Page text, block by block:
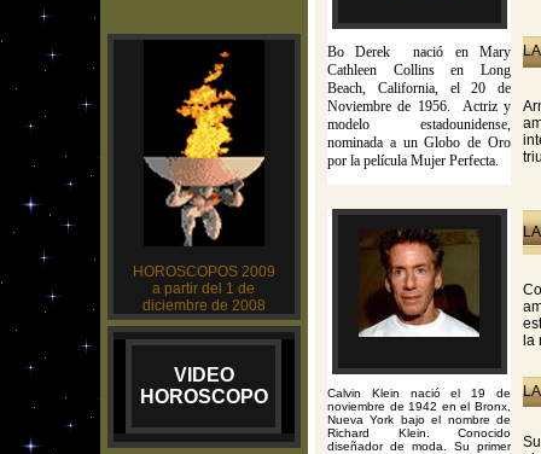
HOROSCOPOS 2009
a partir del 1 de
diciembre de 2008
VIDEO
HOROSCOPO
Bo Derek nació en Mary
Cathleen Collins en Long
Beach, California, el 20 de
Noviembre de 1956. Actriz y
modelo estadounidense,
nominada a un Globo de Oro
por la película Mujer Perfecta.
Calvin Klein nació el 19 de
noviembre de 1942 en el Bronx,
Nueva York bajo el nombre de
Richard Klein. Conocido
diseñador de moda. Su primer
la